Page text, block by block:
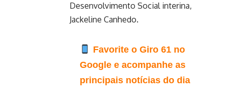
Desenvolvimento Social interina,
Jackeline Canhedo.
Favorite o Giro 61 no
Google e acompanhe as
principais notícias do dia